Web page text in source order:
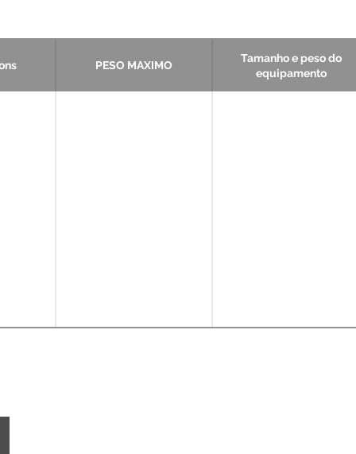
PESO MAXIMO
Tamanho e peso do
equipamento